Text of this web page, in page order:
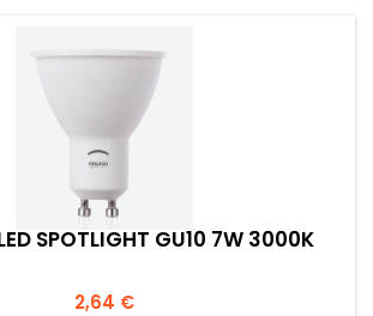
SPOTLIGHT GU10 7W 3000K
Prezzo
2,64 €